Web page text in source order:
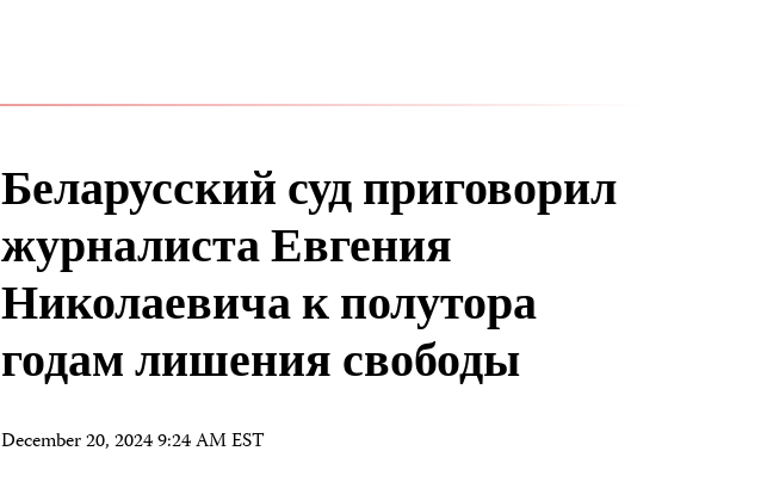
Беларусский суд приговорил
журналиста Евгения
Николаевича к полутора
годам лишения свободы
December 20, 2024 9:24 AM EST